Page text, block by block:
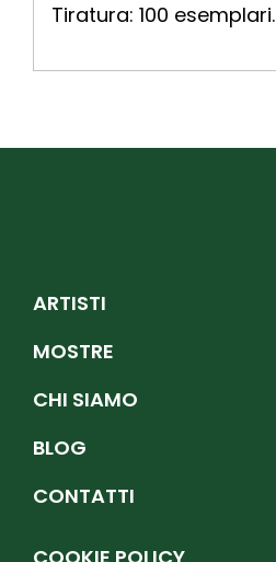
Tiratura: 100 esemplari.
ARTISTI
MOSTRE
CHI SIAMO
BLOG
CONTATTI